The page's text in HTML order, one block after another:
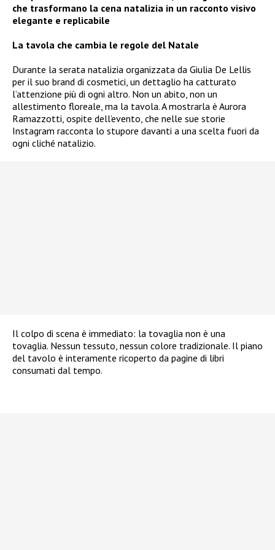
che trasformano la cena natalizia in un racconto visivo
elegante e replicabile
La tavola che cambia le regole del Natale
Durante la serata natalizia organizzata da Giulia De Lellis
per il suo brand di cosmetici, un dettaglio ha catturato
l’attenzione più di ogni altro. Non un abito, non un
allestimento floreale, ma la tavola. A mostrarla è Aurora
Ramazzotti, ospite dell’evento, che nelle sue storie
Instagram racconta lo stupore davanti a una scelta fuori da
ogni cliché natalizio.
Il colpo di scena è immediato: la tovaglia non è una
tovaglia. Nessun tessuto, nessun colore tradizionale. Il piano
del tavolo è interamente ricoperto da pagine di libri
consumati dal tempo.